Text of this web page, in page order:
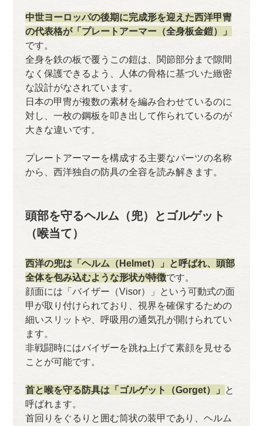
中世ヨーロッパの後期に完成形を迎えた西洋甲冑
の代表格が「プレートアーマー（全身板金鎧）」
です。
全身を鉄の板で覆うこの鎧は、関節部分まで隙間
なく保護できるよう、人体の骨格に基づいた緻密
な設計がなされています。
日本の甲冑が複数の素材を編み合わせているのに
対し、一枚の鋼板を叩き出して作られているのが
大きな違いです。
プレートアーマーを構成する主要なパーツの名称
から、西洋独自の防具の全容を読み解きます。
頭部を守るヘルム（兜）とゴルゲット
（喉当て）
西洋の兜は「ヘルム（Helmet）」と呼ばれ、頭部
全体を包み込むような形状が特徴です。
顔面には「バイザー（Visor）」という可動式の面
甲が取り付けられており、視界を確保するための
細いスリットや、呼吸用の通気孔が開けられてい
ます。
非戦闘時にはバイザーを跳ね上げて素顔を見せる
ことが可能です。
首と喉を守る防具は「ゴルゲット（Gorget）」
と
呼ばれます。
首回りをぐるりと囲む筒状の装甲であり、ヘルム